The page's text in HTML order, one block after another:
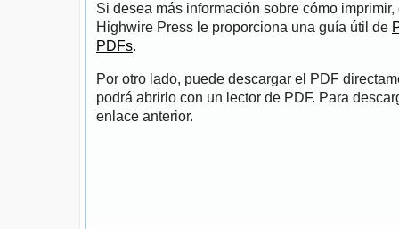
Si desea más información sobre cómo
Highwire Press le proporciona una guía útil de
PDFs.
Por otro lado, puede descargar el PDF
podrá abrirlo con un lector de PDF. Para
enlace anterior.